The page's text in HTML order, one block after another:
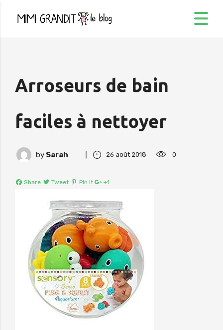
Arroseurs de bain
faciles à nettoyer
by Sarah 26 août 2018 0
Share Tweet Pin It +1